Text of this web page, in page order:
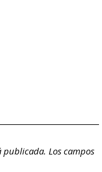
publicada. Los campos